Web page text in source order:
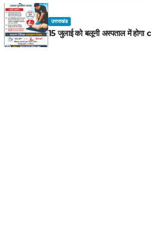
उत्तराखंड
15 जुलाई को बलूनी अस्पताल में होगा